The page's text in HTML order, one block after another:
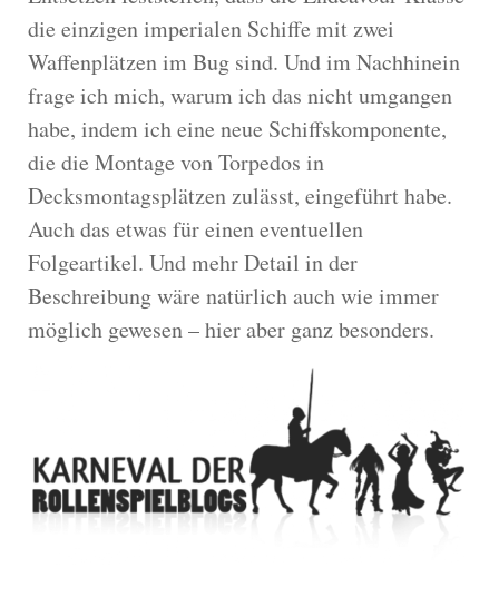
die einzigen imperialen Schiffe mit zwei
Waffenplätzen im Bug sind. Und im Nachhinein
frage ich mich, warum ich das nicht umgangen
habe, indem ich eine neue Schiffskomponente,
die die Montage von Torpedos in
Decksmontagsplätzen zulässt, eingeführt habe.
Auch das etwas für einen eventuellen
Folgeartikel. Und mehr Detail in der
Beschreibung wäre natürlich auch wie immer
möglich gewesen – hier aber ganz besonders.